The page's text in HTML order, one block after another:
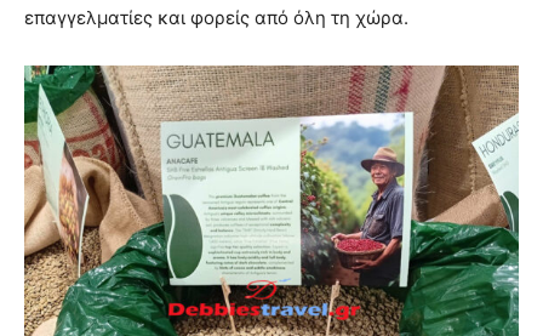
επαγγελματίες και φορείς από όλη τη χώρα.